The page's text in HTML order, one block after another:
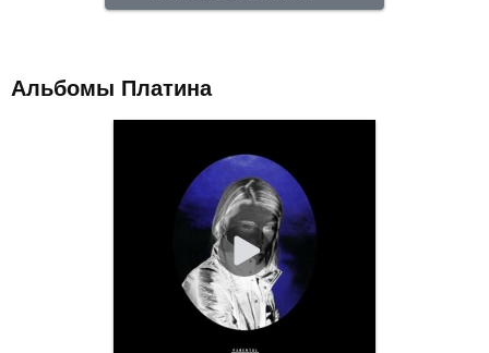
Альбомы Платина